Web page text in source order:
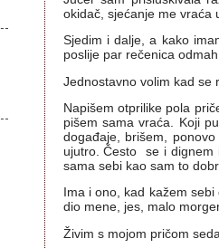
okidač, sjećanje me vraća
Sjedim i dalje, a kako
poslije par rečenica
Jednostavno volim kad se
Napišem otprilike pola
pišem sama vraća. Koji
događaje, brišem,
ujutro. Često se i dignem
sama sebi kao sam to
Ima i ono, kad kažem
dio mene, jes, malo
Živim s mojom pričom